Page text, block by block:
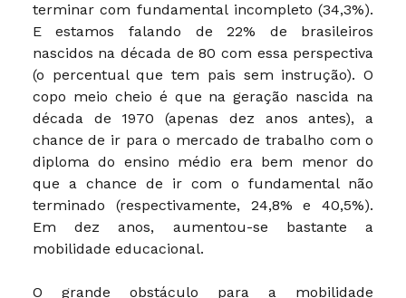
terminar com fundamental incompleto (34,3%).
E estamos falando de 22% de brasileiros
nascidos na década de 80 com essa perspectiva
(o percentual que tem pais sem instrução). O
copo meio cheio é que na geração nascida na
década de 1970 (apenas dez anos antes), a
chance de ir para o mercado de trabalho com o
diploma do ensino médio era bem menor do
que a chance de ir com o fundamental não
terminado (respectivamente, 24,8% e 40,5%).
Em dez anos, aumentou-se bastante a
mobilidade educacional.
O grande obstáculo para a mobilidade